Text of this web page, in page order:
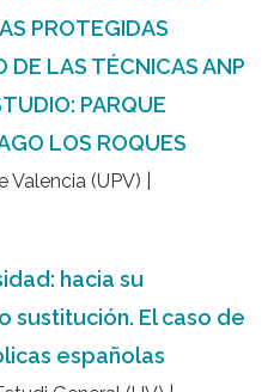
PROTEGIDAS
DE LAS TÉCNICAS ANP
PARQUE
LOS ROQUES
(UPV) |
hacia su
sustitución. El caso de
españolas